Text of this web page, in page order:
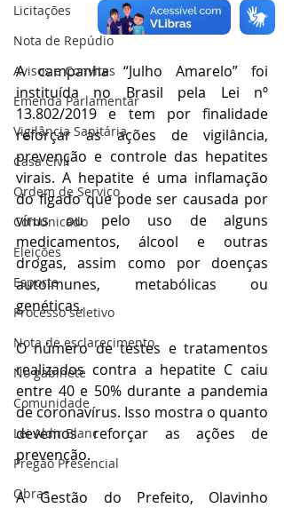
Licitações
Nota de Repúdio
Avisos e Convites
Emenda Parlamentar
Vigilância Sanitária
Casa Civil
Ordem de Serviço
Comunicado
Eleições
Esporte
Processo seletivo
Nota de esclarecimento
No gabinete
Comunidade
Lei Aldir Blanc
Pregão Presencial
Obras
A campanha “Julho Amarelo” foi
instituída no Brasil pela Lei nº
13.802/2019 e tem por finalidade
reforçar as ações de vigilância,
prevenção e controle das hepatites
virais. A hepatite é uma inflamação
do fígado que pode ser causada por
vírus ou pelo uso de alguns
medicamentos, álcool e outras
drogas, assim como por doenças
autoimunes, metabólicas ou
genéticas.
O número de testes e tratamentos
realizados contra a hepatite C caiu
entre 40 e 50% durante a pandemia
de coronavírus. Isso mostra o quanto
devemos reforçar as ações de
prevenção.
A Gestão do Prefeito, Olavinho